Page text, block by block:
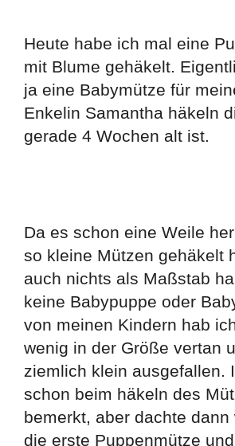
Heute habe ich mal eine
mit Blume gehäkelt.
ja eine Babymütze für
Enkelin Samantha häkeln
gerade 4 Wochen alt ist.
Da es schon eine Weile
so kleine Mützen gehäkelt
auch nichts als Maßstab
keine Babypuppe oder
von meinen Kindern hab
wenig in der Größe vertan
ziemlich klein ausgefallen.
schon beim häkeln des
bemerkt, aber dachte dann
die erste Puppenmütze